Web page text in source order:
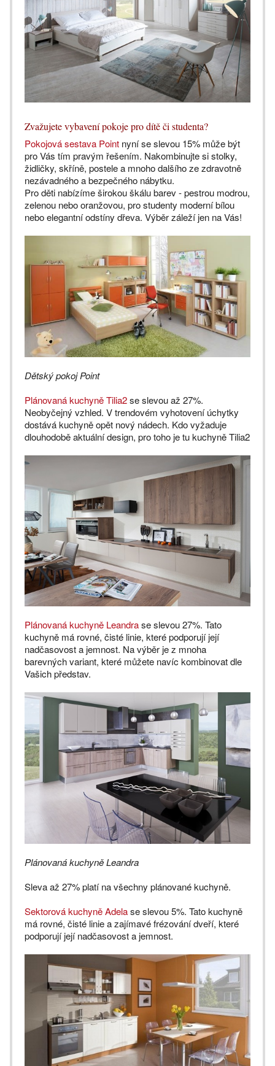
Zvažujete vybavení pokoje pro dítě či studenta?
Pokojová sestava Point nyní se slevou 15% může být
pro Vás tím pravým řešením. Nakombinujte si stolky,
židličky, skříně, postele a mnoho dalšího ze zdravotně
nezávadného a bezpečného nábytku.
Pro děti nabízíme širokou škálu barev - pestrou modrou,
zelenou nebo oranžovou, pro studenty moderní bílou
nebo elegantní odstíny dřeva. Výběr záleží jen na Vás!
Dětský pokoj Point
Plánovaná kuchyně Tilia2se slevou až 27%.
Neobyčejný vzhled. V trendovém vyhotovení úchytky
dostává kuchyně opět nový nádech. Kdo vyžaduje
dlouhodobě aktuální design, pro toho je tu kuchyně Tilia2
Plánovaná kuchyně Leandrase slevou 27%. Tato
kuchyně má rovné, čisté linie, které podporují její
nadčasovost a jemnost. Na výběr je z mnoha
barevných variant, které můžete navíc kombinovat dle
Vašich představ.
Plánovaná kuchyně Leandra
Sleva až 27% platí na všechny plánované kuchyně.
Sektorová kuchyně Adelase slevou 5%. Tato kuchyně
má rovné, čisté linie a zajímavé frézování dveří, které
podporují její nadčasovost a jemnost.